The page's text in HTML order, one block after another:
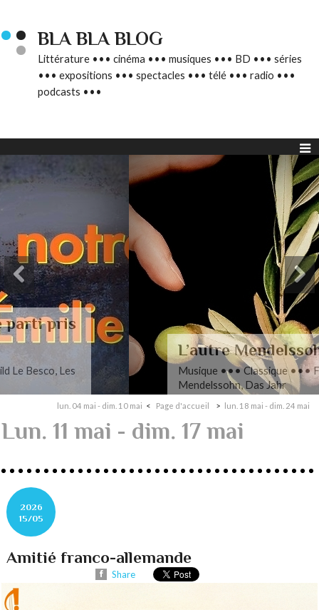
BLA BLA BLOG
Littérature ••• cinéma ••• musiques ••• BD ••• séries
••• expositions ••• spectacles ••• télé ••• radio •••
podcasts •••
L’autre Mendelssohn
Musique ••• Classique ••• Fanny
Mendelssohn, Das Jahr
lun. 04 mai - dim. 10 mai Page d'accueil lun. 18 mai - dim. 24 mai
Lun. 11 mai - dim. 17 mai
2026
15/05
Amitié franco-allemande
Share